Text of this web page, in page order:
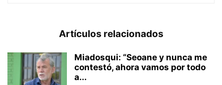
Artículos relacionados
Miadosqui: “Seoane y nunca me
contestó, ahora vamos por todo
a...